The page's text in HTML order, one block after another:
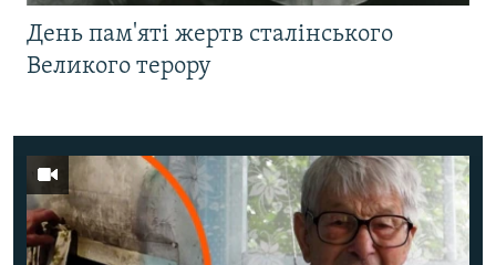
День пам'яті жертв сталінського
Великого терору